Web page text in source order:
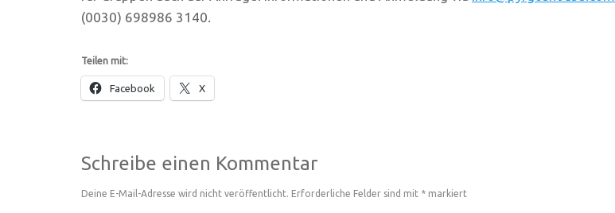
(0030) 698986 3140.
Teilen mit:
Facebook X
Schreibe einen Kommentar
Deine E-Mail-Adresse wird nicht veröffentlicht. Erforderliche Felder sind mit * markiert